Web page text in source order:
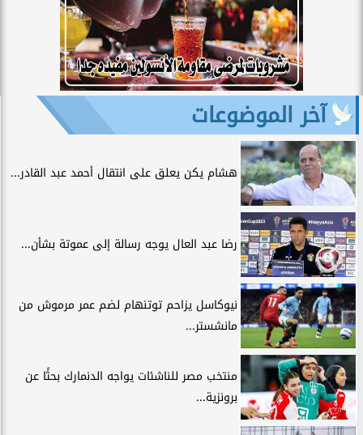
آخر الموضوعات
هشام يكن يعلق على انتقال أحمد عبد القادر...
رضا عبد العال يوجه رسالة إلى عموتة بشأن...
نيوكاسل يزاحم توتنهام لضم عمر مرموش من
مانشستر...
منتخب مصر للناشئات يواجه الدنمارك بحثًا عن
برونزية...